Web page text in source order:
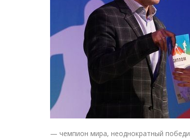
— чемпион мира, неоднократный